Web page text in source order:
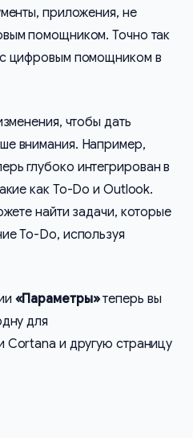
приложения, не
помощником. Точно так
цифровым помощником в
чтобы дать
внимания. Например,
глубоко интегрирован в
как To-Do и Outlook.
найти задачи, которые
To-Do, используя
«Параметры»теперь вы
для
Cortana и другую страницу